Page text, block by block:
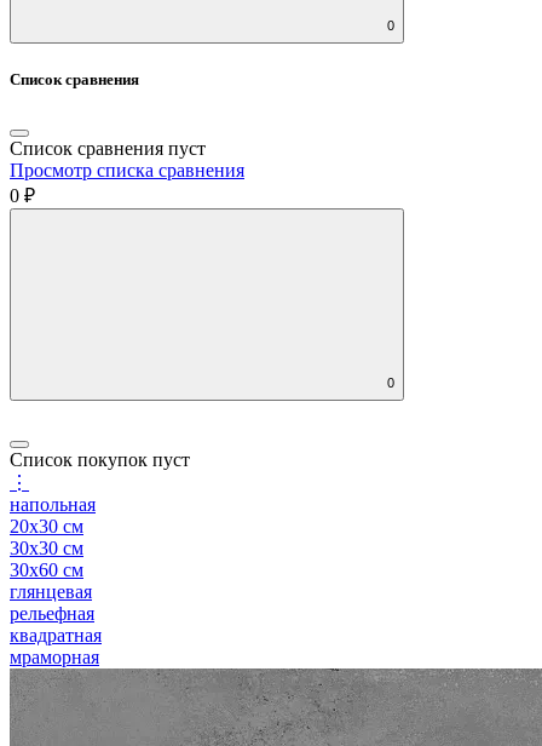
0
Список сравнения
Список сравнения пуст
Просмотр списка сравнения
0 ₽
0
Список покупок пуст
⋮
напольная
20x30 см
30x30 см
30x60 см
глянцевая
рельефная
квадратная
мраморная